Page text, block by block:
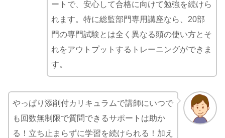
ートで、安心して合格に向けて勉強を続けら
れます。特に総監部門専用講座なら、20部
門の専門試験とは全く異なる頭の使い方とそ
れをアウトプットするトレーニングができま
す。
やっぱり添削付カリキュラムで講師にいつで
も回数無制限で質問できるサポートは助か
る！立ち止まらずに学習を続けられる！加え